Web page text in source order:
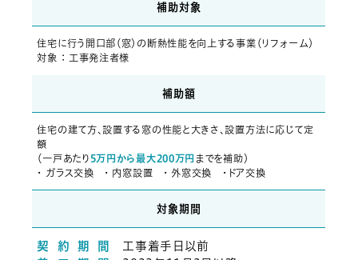
補助対象
住宅に行う開口部（窓）の断熱性能を向上する事業（リフォーム）
対象 ： 工事発注者様
補助額
住宅の建て方、設置する窓の性能と大きさ、設置方法に応じて定
額
（一戸あたり 5万円から最大200万円 までを補助）
・ ガラス交換 ・ 内窓設置 ・ 外窓交換 ・ドア交換
対象期間
契 約 期 間
工事着手日以前